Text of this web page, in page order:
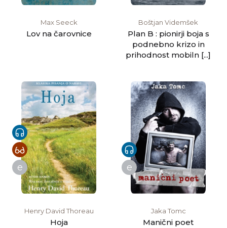
Max Seeck
Lov na čarovnice
Boštjan Videmšek
Plan B : pionirji boja s
podnebno krizo in
prihodnost mobiln [...]
e
Henry David Thoreau
Hoja
e
Jaka Tomc
Manični poet